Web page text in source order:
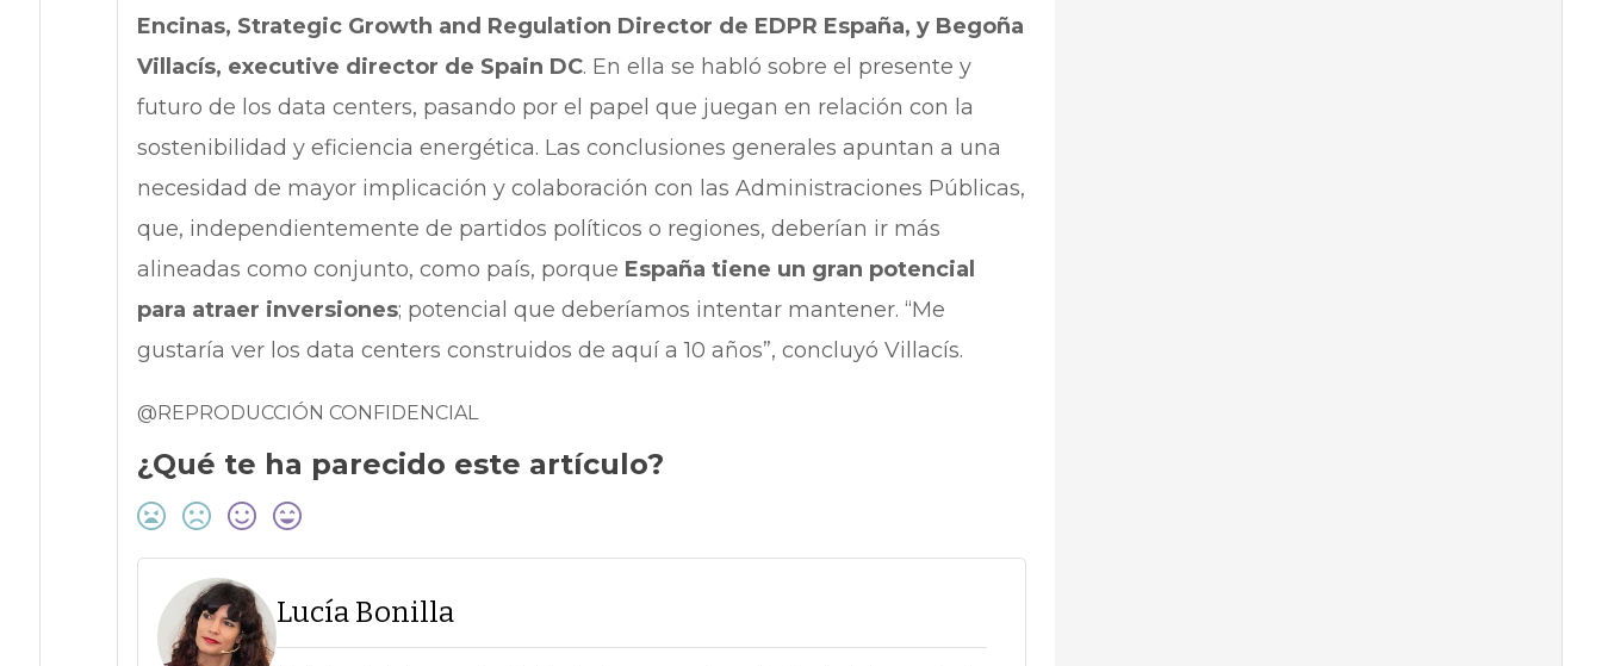
Encinas, Strategic Growth and Regulation Director de EDPR España, y Begoña
Villacís, executive director de Spain DC. En ella se habló sobre el presente y
futuro de los data centers, pasando por el papel que juegan en relación con la
sostenibilidad y eficiencia energética. Las conclusiones generales apuntan a una
necesidad de mayor implicación y colaboración con las Administraciones Públicas,
que, independientemente de partidos políticos o regiones, deberían ir más
alineadas como conjunto, como país, porque España tiene un gran potencial
para atraer inversiones; potencial que deberíamos intentar mantener. “Me
gustaría ver los data centers construidos de aquí a 10 años”, concluyó Villacís.
@REPRODUCCIÓN CONFIDENCIAL
¿Qué te ha parecido este artículo?
Lucía Bonilla